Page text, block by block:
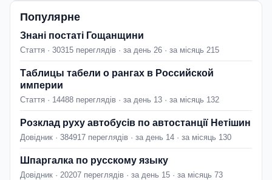
Популярне
Знані постаті Гощанщини
Стаття · 30315 переглядів · за день 26 · за місяць 215
Таблицы табели о рангах в Российской
империи
Стаття · 14488 переглядів · за день 13 · за місяць 132
Розклад руху автобусів по автостанції Нетішин
Довідник · 384917 переглядів · за день 14 · за місяць 130
Шпаргалка по русскому языку
Довідник · 20207 переглядів · за день 15 · за місяць 73